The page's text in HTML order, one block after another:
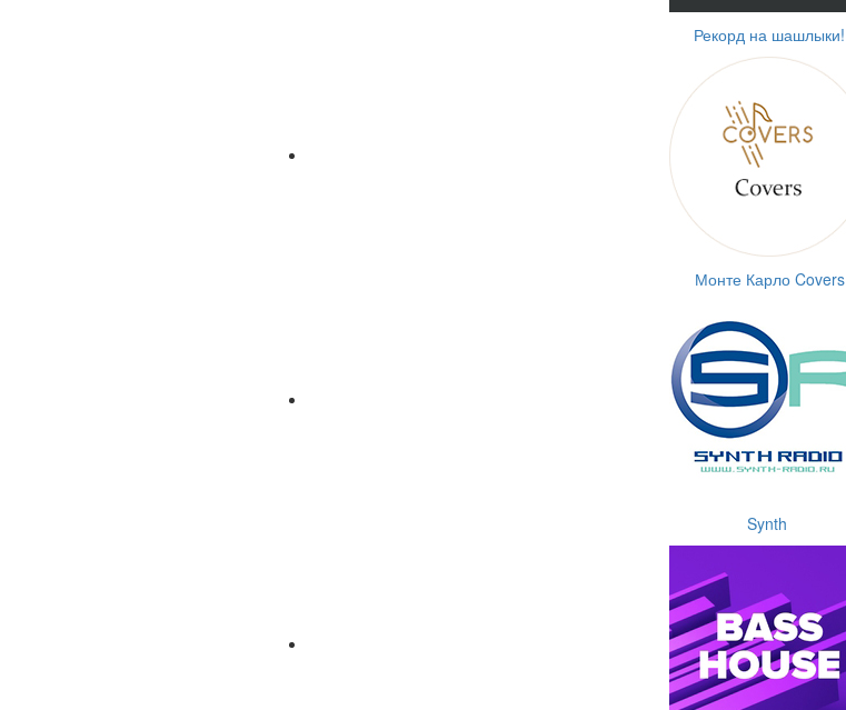
Рекорд на шашлыки!
Монте Карло Covers
Synth